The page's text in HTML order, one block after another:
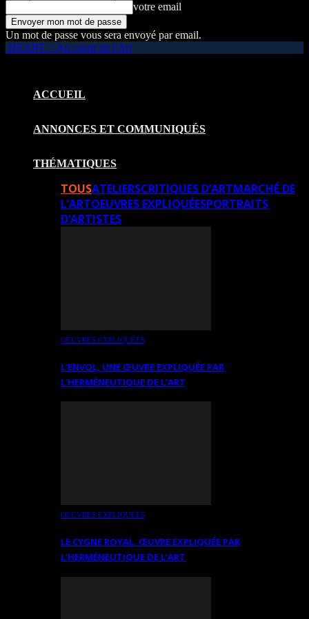
votre email
Un mot de passe vous sera envoyé par email.
HEART – Au coeur de l'Art
ACCUEIL
ANNONCES ET COMMUNIQUÉS
THÉMATIQUES
TOUSATELIERSCRITIQUES D’ARTMARCHÉ DE
L’ARTOEUVRES EXPLIQUÉESPORTRAITS
D’ARTISTES
OEUVRES EXPLIQUÉES
L’ENVOL, UNE ŒUVRE EXPLIQUÉE PAR
L’HERMÉNEUTIQUE DE L’ART
OEUVRES EXPLIQUÉES
LE CYGNE ROYAL. ŒUVRE EXPLIQUÉE PAR
L’HERMÉNEUTIQUE DE L’ART